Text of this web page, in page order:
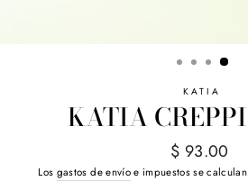
KATIA
KATIA
Precio
habitual
$ 93.00
Los gastos de envíoe impuestos se